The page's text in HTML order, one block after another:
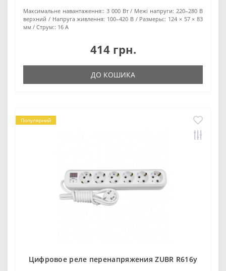
Максимальне навантаження:: 3 000 Вт Межі напруги: 220–280 В
верхний
Напруга живлення: 100–420 В Размеры:: 124 × 57 × 83
мм
Струм:: 16 А
414 грн.
ДО КОШИКА
Популярний
Цифровое реле перенапряжения ZUBR R616y